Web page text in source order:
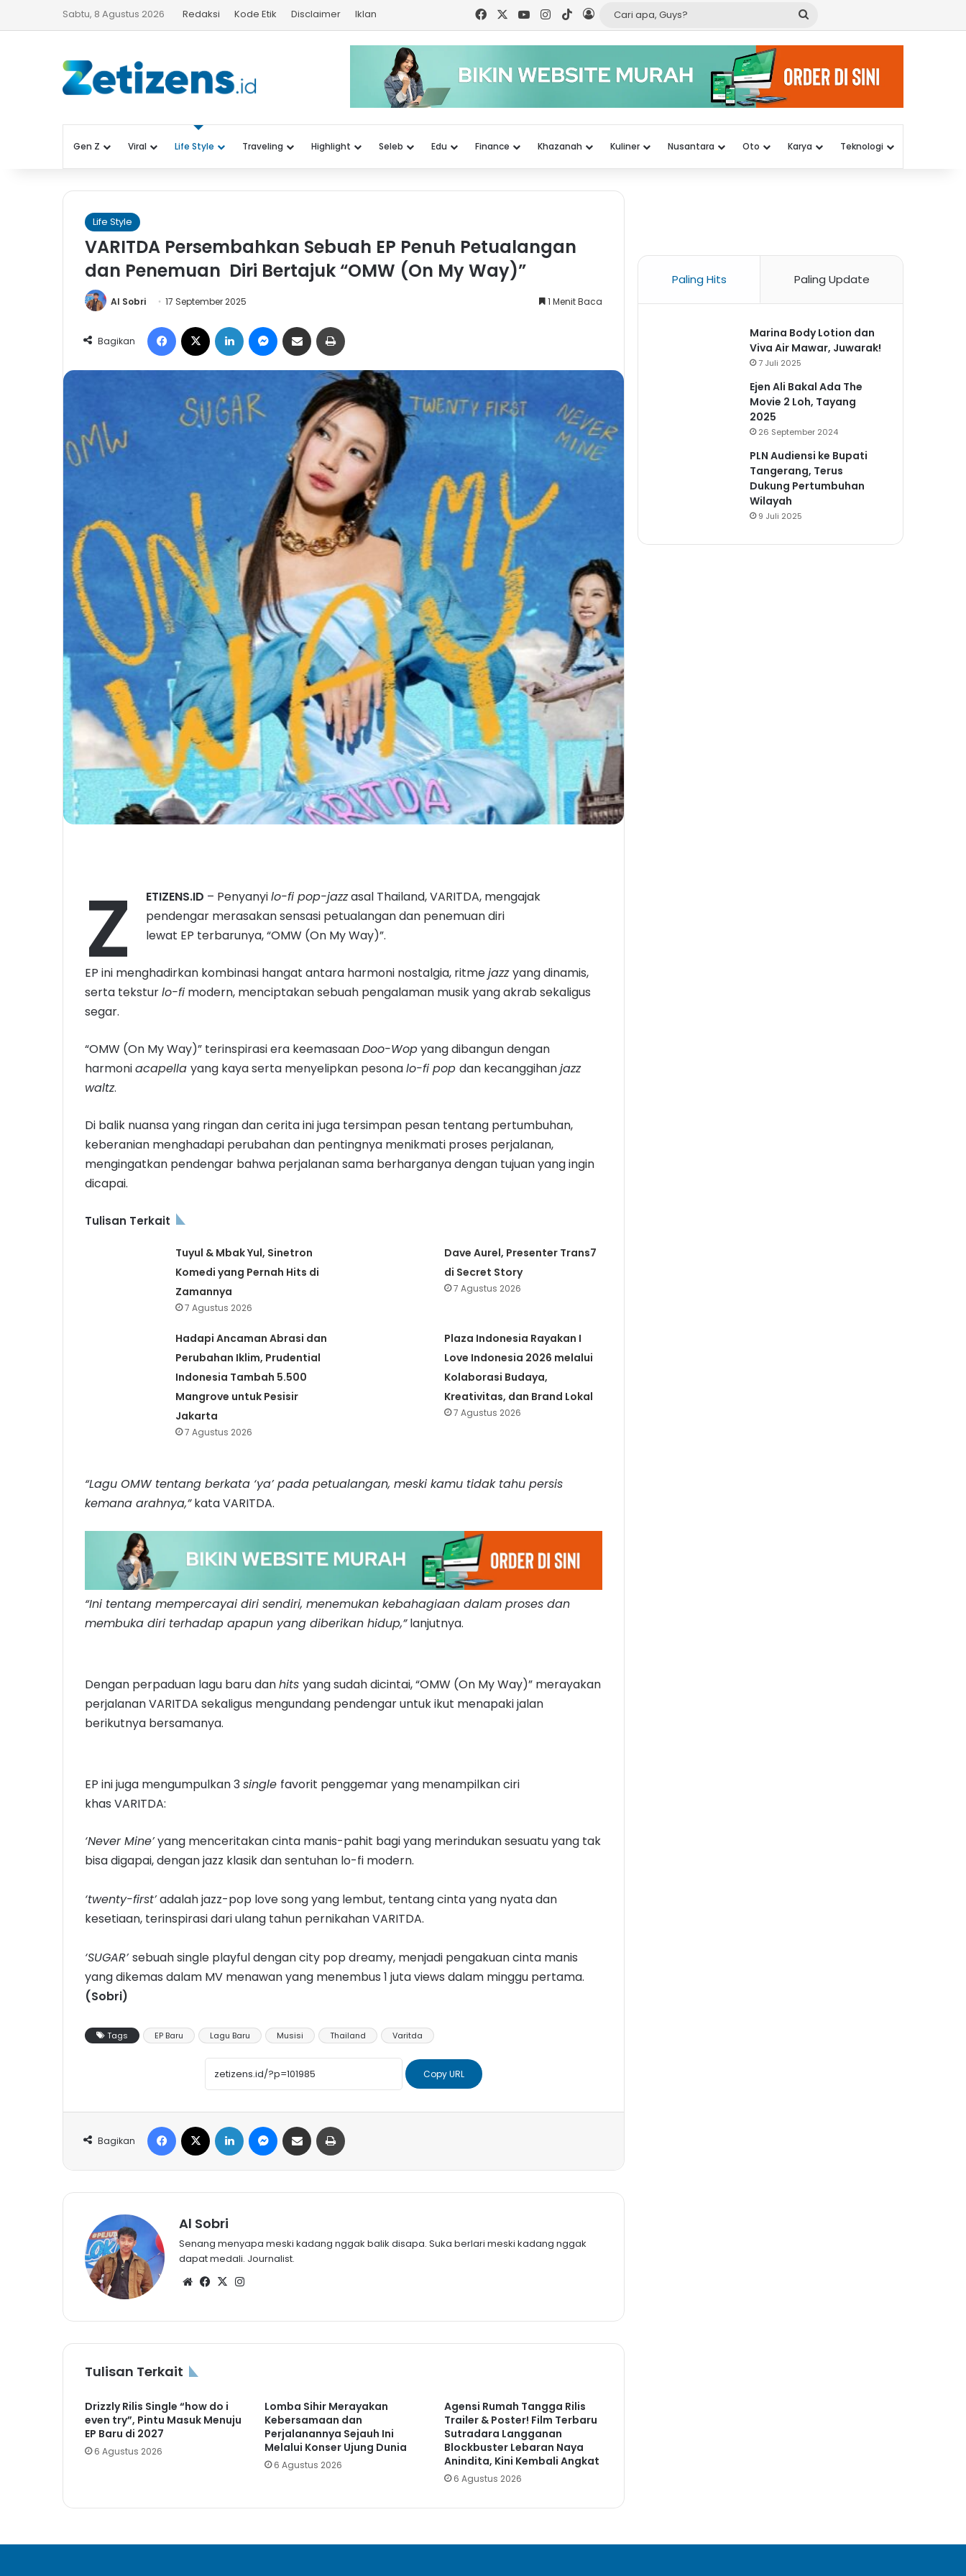
Sabtu, 8 Agustus 2026 Redaksi Kode Etik Disclaimer Iklan FacebookYouTubeInstagram
TikTokLog In
Cari
Guys?
Gen Z Viral Life Style Traveling Highlight Seleb Edu Finance Khazanah Kuliner Nusantara Oto Karya Teknologi
Life Style
VARITDA Persembahkan Sebuah EP Penuh Petualangan
dan Penemuan Diri Bertajuk “OMW (On My Way)”
Al Sobri 17 September 2025 1 Menit Baca
Bagikan
Facebook LinkedIn Messenger
Share via Email
Z ETIZENS.ID – Penyanyilo-fi pop-jazzasal Thailand, VARITDA, mengajak
pendengar merasakan sensasi petualangan dan penemuan diri
lewat EP terbarunya, “OMW (On My Way)”.
EP ini menghadirkan kombinasi hangat antara harmoni nostalgia, ritmejazzyang dinamis,
serta teksturlo-fi modern, menciptakan sebuah pengalaman musik yang akrab sekaligus
segar.
“OMW (On My Way)” terinspirasi era keemasaanDoo-Wopyang dibangun dengan
harmoniacapella yang kaya serta menyelipkan pesonalo-fi pop dan kecanggihanjazz
waltz.
Di balik nuansa yang ringan dan cerita ini juga tersimpan pesan tentang pertumbuhan,
keberanian menghadapi perubahan dan pentingnya menikmati proses perjalanan,
mengingatkan pendengar bahwa perjalanan sama berharganya dengan tujuan yang ingin
dicapai.
Tulisan Terkait
Tuyul & Mbak Yul, Sinetron
Komedi yang Pernah Hits di
Zamannya
7 Agustus 2026
Dave Aurel, Presenter Trans7
di Secret Story
7 Agustus 2026
Hadapi Ancaman Abrasi dan
Perubahan Iklim, Prudential
Indonesia Tambah 5.500
Mangrove untuk Pesisir
Jakarta
7 Agustus 2026
Plaza Indonesia Rayakan I
Love Indonesia 2026 melalui
Kolaborasi Budaya,
Kreativitas, dan Brand Lokal
7 Agustus 2026
“Lagu OMW tentang berkata ‘ya’ pada petualangan, meski kamu tidak tahu persis
kemana arahnya,”kata VARITDA.
“Ini tentang mempercayai diri sendiri, menemukan kebahagiaan dalam proses dan
membuka diri terhadap apapun yang diberikan hidup,”lanjutnya.
Dengan perpaduan lagu baru danhits yang sudah dicintai, “OMW (On My Way)” merayakan
perjalanan VARITDA sekaligus mengundang pendengar untuk ikut menapaki jalan
berikutnya bersamanya.
EP ini juga mengumpulkan 3single favorit penggemar yang menampilkan ciri
khas VARITDA:
‘Never Mine’yang menceritakan cinta manis-pahit bagi yang merindukan sesuatu yang tak
bisa digapai, dengan jazz klasik dan sentuhan lo-fi modern.
‘twenty-first’adalah jazz-pop love song yang lembut, tentang cinta yang nyata dan
kesetiaan, terinspirasi dari ulang tahun pernikahan VARITDA.
‘SUGAR’sebuah single playful dengan city pop dreamy, menjadi pengakuan cinta manis
yang dikemas dalam MV menawan yang menembus 1 juta views dalam minggu pertama.
(Sobri)
Tags EP Baru Lagu Baru Musisi Thailand Varitda
Copy URL
Bagikan
Facebook LinkedIn Messenger
Share via Email
Al Sobri
Senang menyapa meski kadang nggak balik disapa. Suka berlari meski kadang nggak
dapat medali. Journalist.
Website
Facebook
X
Tulisan Terkait
Drizzly Rilis Single “how do i
even try”, Pintu Masuk Menuju
EP Baru di 2027
6 Agustus 2026
Lomba Sihir Merayakan
Kebersamaan dan
Perjalanannya Sejauh Ini
Melalui Konser Ujung Dunia
6 Agustus 2026
Agensi Rumah Tangga Rilis
Trailer & Poster! Film Terbaru
Sutradara Langganan
Blockbuster Lebaran Naya
Anindita, Kini Kembali Angkat
6 Agustus 2026
Paling Hits Paling Update
Marina Body Lotion dan
Viva Air Mawar, Juwarak!
7 Juli 2025
Ejen Ali Bakal Ada The
Movie 2 Loh, Tayang
2025
26 September 2024
PLN Audiensi ke Bupati
Tangerang, Terus
Dukung Pertumbuhan
Wilayah
9 Juli 2025